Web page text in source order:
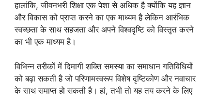
हालांकि, जीवनभरी शिक्षा एक पेशा से अधिक है क्योंकि यह ज्ञान
और विकास को प्राप्त करने का एक माध्यम है लेकिन आरंभिक
स्वच्छता के साथ सहजता और अपने विश्वदृष्टि को विस्तृत करने
का भी एक माध्यम है।
विभिन्न तरीकों में दिमागी शक्ति समस्या का समाधान गतिविधियों
को बढ़ा सकती है जो परिणामस्वरूप विशेष दृष्टिकोण और नवाचार
के साथ समाप्त हो सकती है। हां, तभी तो यह तय करने के लिए